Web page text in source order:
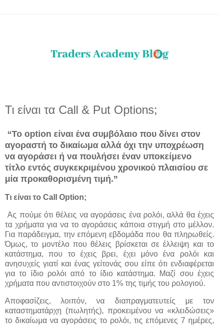
Τι είναι τα Call & Put Options;
“Το option είναι ένα συμβόλαιο που δίνει στον
αγοραστή το δικαίωμα αλλά όχι την υποχρέωση
να αγοράσει ή να πουλήσει έναν υποκείμενο
τίτλο εντός συγκεκριμένου χρονικού πλαισίου σε
μία προκαθορισμένη τιμή.”
Τι είναι το Call Option;
Ας πούμε ότι θέλεις να αγοράσεις ένα ρολόι, αλλά θα έχεις
τα χρήματα για να το αγοράσεις κάποια στιγμή στο μέλλον.
Για παράδειγμα, την επόμενη εβδομάδα που θα πληρωθείς.
Όμως, το μοντέλο που θέλεις βρίσκεται σε έλλειψη και το
κατάστημα, που το έχεις βρει, έχει μόνο ένα ρολόι και
ανησυχείς γιατί και ένας γείτονάς σου είπε ότι ενδιαφέρεται
για το ίδιο ρολόι από το ίδιο κατάστημα. Μαζί σου έχεις
χρήματα που αντιστοιχούν στο 1% της τιμής του ρολογιού.
Αποφασίζεις, λοιπόν, να διαπραγματευτείς με τον
καταστηματάρχη (πωλητής), προκειμένου να «κλειδώσεις»
το δικαίωμα να αγοράσεις το ρολόι, τις επόμενες 7 ημέρες,